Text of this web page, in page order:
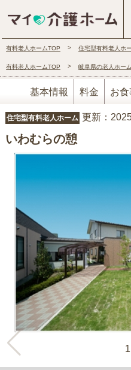
有料老人ホームTOP 住宅型有料老人ホ
有料老人ホームTOP 岐阜県の老人ホーム
基本情報 料金 お
住宅型有料老人ホーム 更新：
いわむらの憩
1